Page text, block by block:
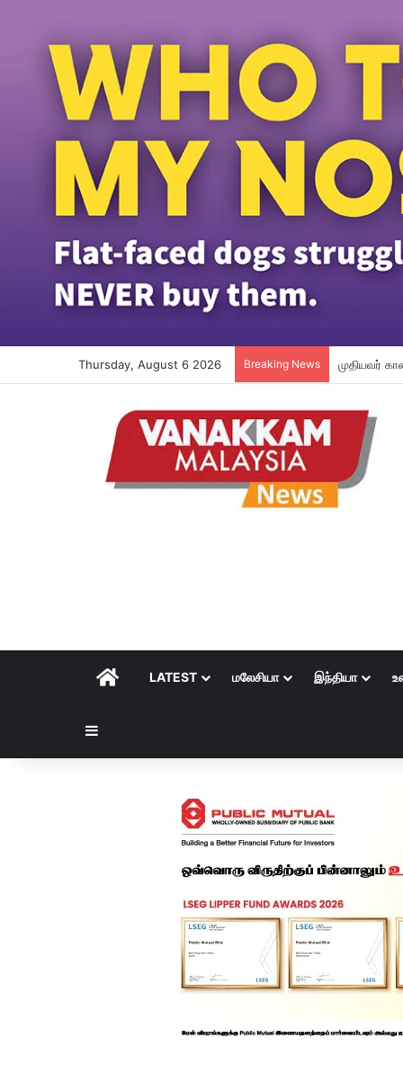
Thursday, August 6 2026 Breaking News எல்லைப்
HOMELATEST மலேசியா இந்தியா